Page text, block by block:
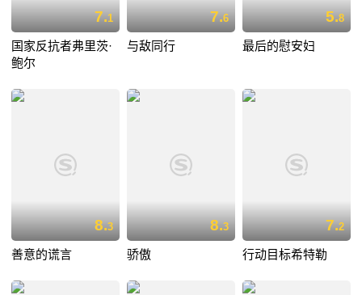
7.1
国家反抗者弗里茨·
鲍尔
7.6
与敌同行
5.8
最后的慰安妇
8.3
善意的谎言
8.3
骄傲
7.2
行动目标希特勒